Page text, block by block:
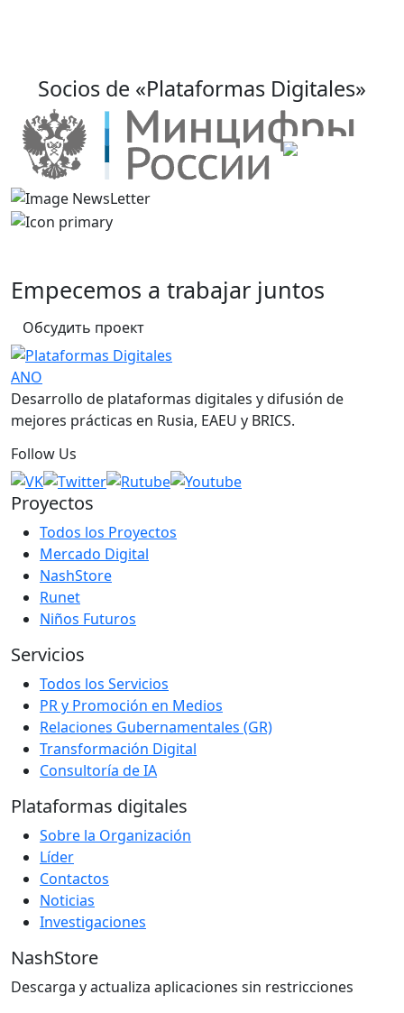
Socios de «Plataformas Digitales»
Empecemos a trabajar juntos
Обсудить проект
Desarrollo de plataformas digitales y difusión de
mejores prácticas en Rusia, EAEU y BRICS.
Follow Us
Proyectos
Todos los Proyectos
Mercado Digital
NashStore
Runet
Niños Futuros
Servicios
Todos los Servicios
PR y Promoción en Medios
Relaciones Gubernamentales (GR)
Transformación Digital
Consultoría de IA
Plataformas digitales
Sobre la Organización
Líder
Contactos
Noticias
Investigaciones
NashStore
Descarga y actualiza aplicaciones sin restricciones